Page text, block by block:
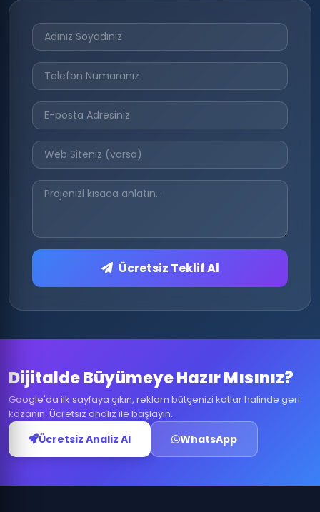
Ücretsiz Teklif Al
Dijitalde Büyümeye Hazır Mısınız?
Google'da ilk sayfaya çıkın, reklam bütçenizi katlar halinde geri
kazanın. Ücretsiz analiz ile başlayın.
Ücretsiz Analiz Al WhatsApp